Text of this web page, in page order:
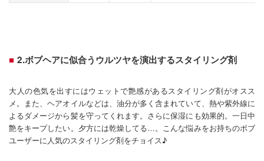
2.ボブヘアに似合うウルツヤを演出するスタイリング剤
大人の色気を出すにはウェットで艶感があるスタイリング剤がオスス
メ。また、ヘアオイルなどは、油分が多く含まれていて、熱や紫外線に
よるダメージから髪を守ってくれます。さらに保湿にも効果的。一日中
艶をキープしたい。夕方には乾燥してる…。こんな悩みをお持ちのボブ
ユーザーに人気のスタイリング剤をチョイス♪